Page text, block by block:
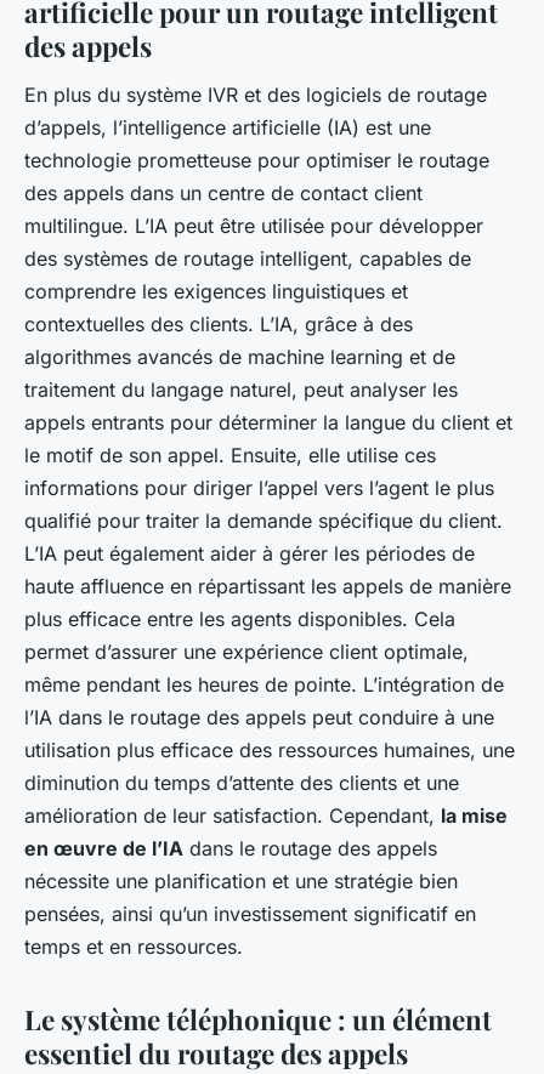
artificielle pour un routage intelligent
des appels
En plus du système IVR et des logiciels de routage
d’appels, l’intelligence artificielle (IA) est une
technologie prometteuse pour optimiser le routage
des appels dans un centre de contact client
multilingue. L’IA peut être utilisée pour développer
des systèmes de routage intelligent, capables de
comprendre les exigences linguistiques et
contextuelles des clients. L’IA, grâce à des
algorithmes avancés de machine learning et de
traitement du langage naturel, peut analyser les
appels entrants pour déterminer la langue du client et
le motif de son appel. Ensuite, elle utilise ces
informations pour diriger l’appel vers l’agent le plus
qualifié pour traiter la demande spécifique du client.
L’IA peut également aider à gérer les périodes de
haute affluence en répartissant les appels de manière
plus efficace entre les agents disponibles. Cela
permet d’assurer une expérience client optimale,
même pendant les heures de pointe. L’intégration de
l’IA dans le routage des appels peut conduire à une
utilisation plus efficace des ressources humaines, une
diminution du temps d’attente des clients et une
amélioration de leur satisfaction. Cependant, la mise
en œuvre de l’IA dans le routage des appels
nécessite une planification et une stratégie bien
pensées, ainsi qu’un investissement significatif en
temps et en ressources.
Le système téléphonique : un élément
essentiel du routage des appels